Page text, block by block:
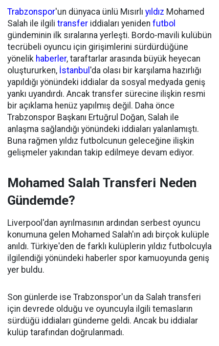
Trabzonspor'un dünyaca ünlü Mısırlı yıldız Mohamed
Salah ile ilgili transfer iddiaları yeniden futbol
gündeminin ilk sıralarına yerleşti. Bordo-mavili kulübün
tecrübeli oyuncu için girişimlerini sürdürdüğüne
yönelik haberler, taraftarlar arasında büyük heyecan
oluştururken, İstanbul 'da olası bir karşılama hazırlığı
yapıldığı yönündeki iddialar da sosyal medyada geniş
yankı uyandırdı. Ancak transfer sürecine ilişkin resmi
bir açıklama henüz yapılmış değil. Daha önce
Trabzonspor Başkanı Ertuğrul Doğan, Salah ile
anlaşma sağlandığı yönündeki iddiaları yalanlamıştı.
Buna rağmen yıldız futbolcunun geleceğine ilişkin
gelişmeler yakından takip edilmeye devam ediyor.
Mohamed Salah Transferi Neden
Gündemde?
Liverpool'dan ayrılmasının ardından serbest oyuncu
konumuna gelen Mohamed Salah'ın adı birçok kulüple
anıldı. Türkiye'den de farklı kulüplerin yıldız futbolcuyla
ilgilendiği yönündeki haberler spor kamuoyunda geniş
yer buldu.
Son günlerde ise Trabzonspor'un da Salah transferi
için devrede olduğu ve oyuncuyla ilgili temasların
sürdüğü iddiaları gündeme geldi. Ancak bu iddialar
kulüp tarafından doğrulanmadı.